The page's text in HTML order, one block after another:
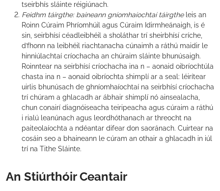
tseirbhís sláinte réigiúnach.
Feidhm táirgthe: baineann gníomhaíochtaí táirgthe leis an
Roinn Cúraim Phríomhúil agus Cúraim Idirmheánaigh, is é
sin, seirbhísí céadleibhéil a sholáthar trí sheirbhísí críche,
d’fhonn na leibhéil riachtanacha cúnaimh a ráthú maidir le
hinniúlachtaí críochacha an chúraim sláinte bhunúsaigh.
Roinntear na seirbhísí críochacha ina n – aonaid oibríochtúla
chasta ina n – aonaid oibríochta shimplí ar a seal: léirítear
uirlis bhunúsach de ghníomhaíochtaí na seirbhísí críochacha
trí chúram a ghlacadh ar ábhair shimplí nó ainsealacha,
chun conairí diagnóiseacha teiripeacha agus cúraim a ráthú
i rialú leanúnach agus leordhóthanach ar threocht na
paiteolaíochta a ndéantar difear don saoránach. Cuirtear na
cosáin seo a bhaineann le cúram an othair a ghlacadh in iúl
trí na Tithe Sláinte.
An Stiúrthóir Ceantair